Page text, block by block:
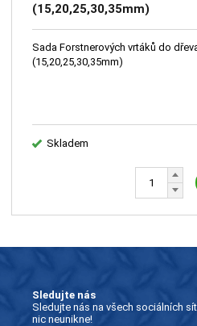
(15,20,25,30,35mm)
Sada Forstnerových vrtáků do
(15,20,25,30,35mm)
Skladem
Sledujte nás
Sledujte nás na všech sociálních
nic neunikne!